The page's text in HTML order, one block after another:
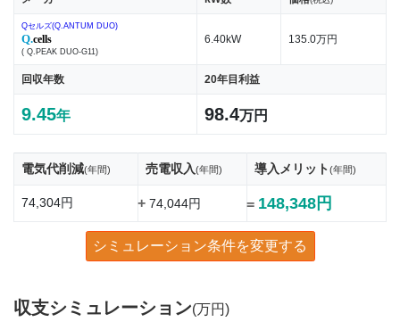
Qセルズ(Q.ANTUM DUO)
Q.cells
( Q.PEAK DUO-G11)
6.40kW 135.0万円
回収年数 20年目利益
9.45年 98.4万円
電気代削減(年間) 売電収入(年間) 導入メリット(年間)
74,304円 +74,044円 = 148,348円
シミュレーション条件を変更する
収支シミュレーション(万円)